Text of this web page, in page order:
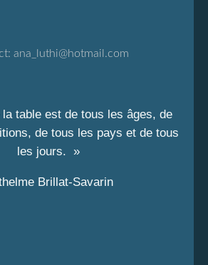
ana_luthi@hotmail.com
table est de tous les âges, de
de tous les pays et de tous
les jours. »
Brillat-Savarin